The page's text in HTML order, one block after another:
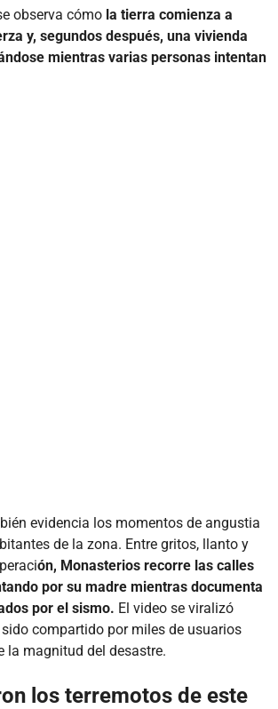
observa cómo la tierra comienza a
y, segundos después, una vivienda
mientras varias personas intentan
evidencia los momentos de angustia
de la zona. Entre gritos, llanto y
ón, Monasterios recorre las calles
por su madre mientras documenta
por el sismo. El video se viralizó
compartido por miles de usuarios
la magnitud del desastre.
los terremotos de este